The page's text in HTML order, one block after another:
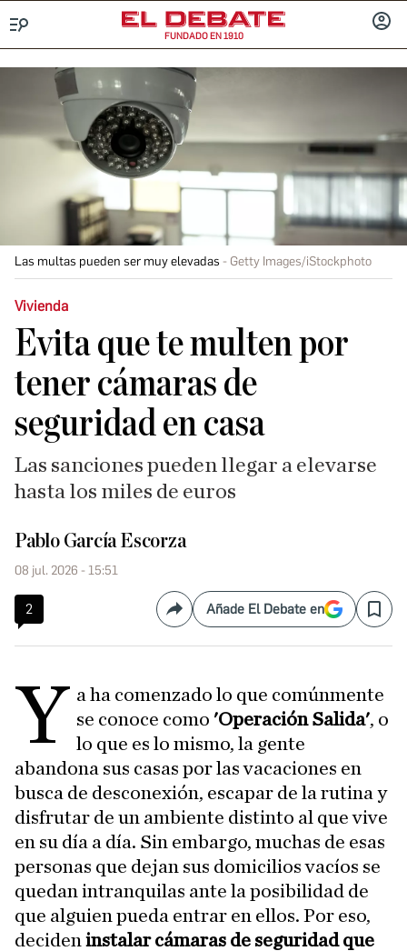
FUNDADO EN 1910
Las multas pueden ser muy elevadas Getty Images/iStockphoto
Vivienda
Evita que te multen por
tener cámaras de
seguridad en casa
Las sanciones pueden llegar a elevarse
hasta los miles de euros
Pablo García Escorza
08 jul. 2026 - 15:51
2 CompartirAñade El Debate en Save
Y a ha comenzado lo que comúnmente
se conoce como 'Operación Salida', o
lo que es lo mismo, la gente
abandona sus casas por las vacaciones en
busca de desconexión, escapar de la rutina y
disfrutar de un ambiente distinto al que vive
en su día a día. Sin embargo, muchas de esas
personas que dejan sus domicilios vacíos se
quedan intranquilas ante la posibilidad de
que alguien pueda entrar en ellos. Por eso,
deciden instalar cámaras de seguridad que